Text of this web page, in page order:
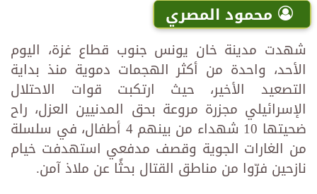
محمود المصري
شهدت مدينة خان يونس جنوب قطاع غزة، اليوم
الأحد، واحدة من أكثر الهجمات دموية منذ بداية
التصعيد الأخير، حيث ارتكبت قوات الاحتلال
الإسرائيلي مجزرة مروعة بحق المدنيين العزل، راح
ضحيتها 10 شهداء من بينهم 4 أطفال، في سلسلة
من الغارات الجوية وقصف مدفعي استهدفت خيام
نازحين فرّوا من مناطق القتال بحثًا عن ملاذ آمن.